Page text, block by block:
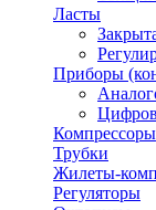
Ласты
Приборы
Компрессоры
Трубки
Жилеты-
Регуляторы